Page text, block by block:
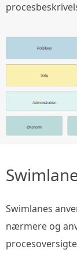
Swimlanes
nærmere og